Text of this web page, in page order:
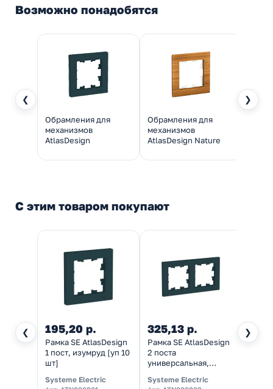
Возможно понадобятся
❮ ❯
Обрамления для
механизмов
AtlasDesign
Обрамления для
механизмов
AtlasDesign Nature
С этим товаром покупают
❮ ❯
195,20 р.
Рамка SE AtlasDesign
1 пост, изумруд [уп 10
шт]
Systeme Electric
325,13 р.
Рамка SE AtlasDesign
2 поста
универсальная,
Systeme Electric